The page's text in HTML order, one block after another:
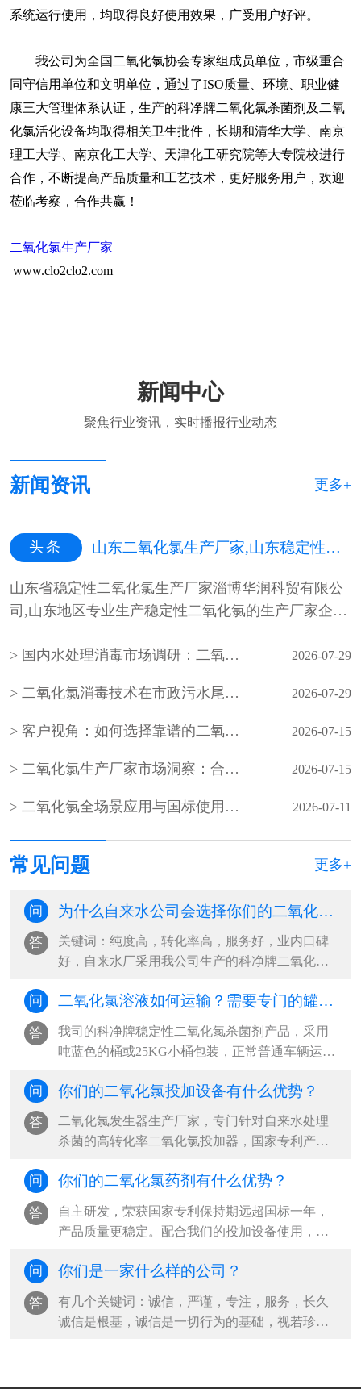
系统运行使用，均取得良好使用效果，广受用户好评。
我公司为全国二氧化氯协会专家组成员单位，市级重合
同守信用单位和文明单位，通过了ISO质量、环境、职业健
康三大管理体系认证，生产的科净牌二氧化氯杀菌剂及二氧
化氯活化设备均取得相关卫生批件，长期和清华大学、南京
理工大学、南京化工大学、天津化工研究院等大专院校进行
合作，不断提高产品质量和工艺技术，更好服务用户，欢迎
莅临考察，合作共赢！
二氧化氯生产厂家
www.clo2clo2.com
新闻中心
聚焦行业资讯，实时播报行业动态
新闻资讯 更多+
头条 山东二氧化氯生产厂家,山东稳定性二氧化氯生产厂家,山东二氧化氯杀菌剂生产厂家
山东省稳定性二氧化氯生产厂家淄博华润科贸有限公
司,山东地区专业生产稳定性二氧化氯的生产厂家企
国内水处理消毒市场调研：二氧化氯生产企业产能与需求分析
2026-07-29
二氧化氯消毒技术在市政污水尾水深度处理中的应用 2026-07-29
客户视角：如何选择靠谱的二氧化氯生产厂家？ 2026-07-15
二氧化氯生产厂家市场洞察：合规、稳定、服务成客户核心选择 2026-07-15
二氧化氯全场景应用与国标使用规范（水处理 / 食品 / 医疗 / 养殖） 2026-07-11
常见问题 更多+
问 为什么自来水公司会选择你们的二氧化氯杀菌剂？
答
关键词：纯度高，转化率高，服务好，业内口碑
好，自来水厂采用我公司生产的科净牌二氧化氯
问 二氧化氯溶液如何运输？需要专门的罐车吗？
答
我司的科净牌稳定性二氧化氯杀菌剂产品，采用
吨蓝色的桶或25KG小桶包装，正常普通车辆运输
问 你们的二氧化氯投加设备有什么优势？
答
二氧化氯发生器生产厂家，专门针对自来水处理
杀菌的高转化率二氧化氯投加器，国家专利产品
问 你们的二氧化氯药剂有什么优势？
答
自主研发，荣获国家专利保持期远超国标一年，
产品质量更稳定。配合我们的投加设备使用，药
问 你们是一家什么样的公司？
答
有几个关键词：诚信，严谨，专注，服务，长久
诚信是根基，诚信是一切行为的基础，视若珍